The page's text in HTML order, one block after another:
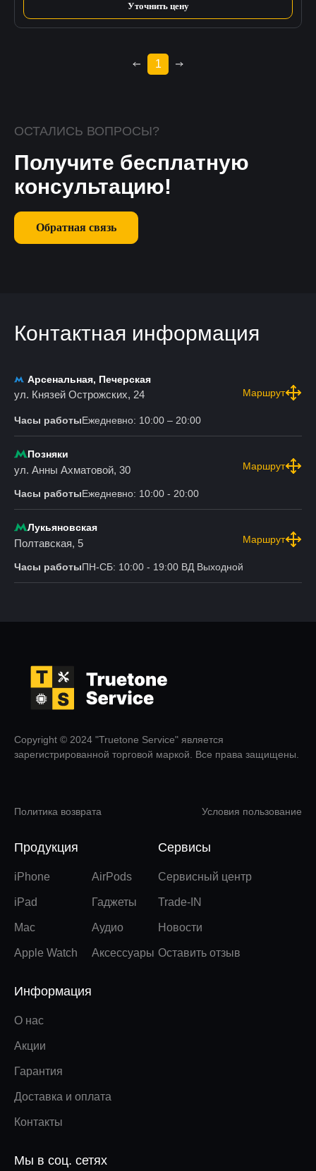
Уточнить цену
1
ОСТАЛИСЬ ВОПРОСЫ?
Получите бесплатную
консультацию!
Обратная связь
Контактная информация
Арсенальная, Печерская
ул. Князей Острожских, 24 Маршрут
Часы работыЕжедневно: 10:00 – 20:00
Позняки
ул. Анны Ахматовой, 30 Маршрут
Часы работыЕжедневно: 10:00 - 20:00
Лукьяновская
Полтавская, 5 Маршрут
Часы работыПН-СБ: 10:00 - 19:00 ВД Выходной
Copyright © 2024 "Truetone Service" является
зарегистрированной торговой маркой. Все права защищены.
Политика возврата Условия пользование
Продукция
iPhone
iPad
Mac
Apple Watch
AirPods
Гаджеты
Аудио
Аксессуары
Сервисы
Сервисный центр
Trade-IN
Новости
Оставить отзыв
Информация
О нас
Акции
Гарантия
Доставка и оплата
Контакты
Мы в соц. сетях